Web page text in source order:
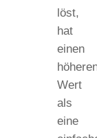
löst,
hat
einen
Wert
als
eine